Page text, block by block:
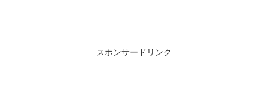
スポンサードリンク